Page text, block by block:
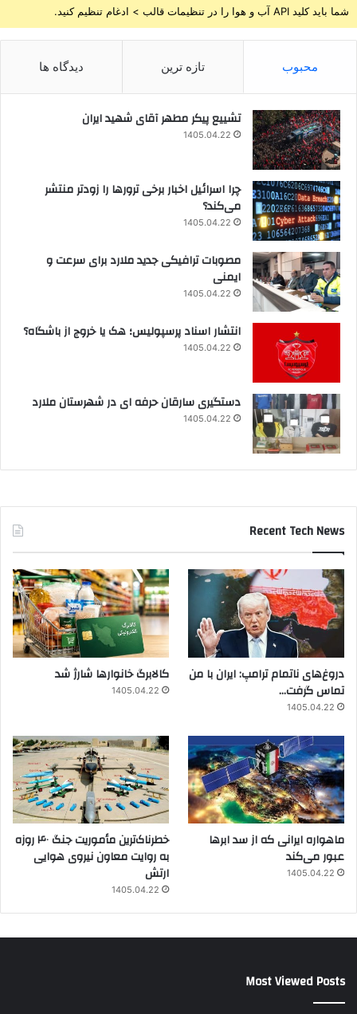
شما باید کلید API آب و هوا را در تنظیمات قالب > ادغام تنظیم کنید.
محبوب تازه ترین دیدگاه ها
تشییع پیکر مطهر آقای شهید ایران
1405.04.22
چرا اسرائیل اخبار برخی ترورها را زودتر منتشر
می‌کند؟
1405.04.22
مصوبات ترافیکی جدید ملارد برای سرعت و
ایمنی
1405.04.22
انتشار اسناد پرسپولیس؛ هک یا خروج از باشگاه؟
1405.04.22
دستگیری سارقان حرفه ای در شهرستان ملارد
1405.04.22
Recent Tech News
دروغ‌های ناتمام ترامپ: ایران با من
تماس گرفت…
1405.04.22
کالابرگ خانوارها شارژ شد
1405.04.22
ماهواره ایرانی که از سد ابرها
عبور می‌کند
1405.04.22
خطرناک‌ترین مأموریت جنگ ۴۰ روزه
به روایت معاون نیروی هوایی
ارتش
1405.04.22
Most Viewed Posts